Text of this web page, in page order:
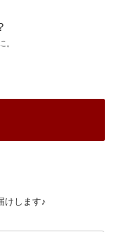
。
けします♪